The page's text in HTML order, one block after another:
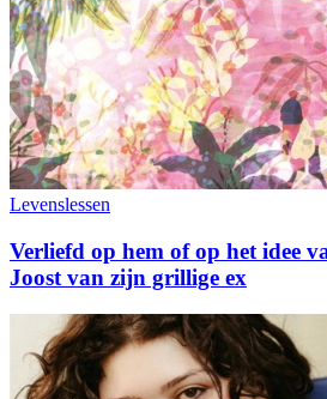
Levenslessen
Verliefd op hem of op het idee
Joost van zijn grillige ex